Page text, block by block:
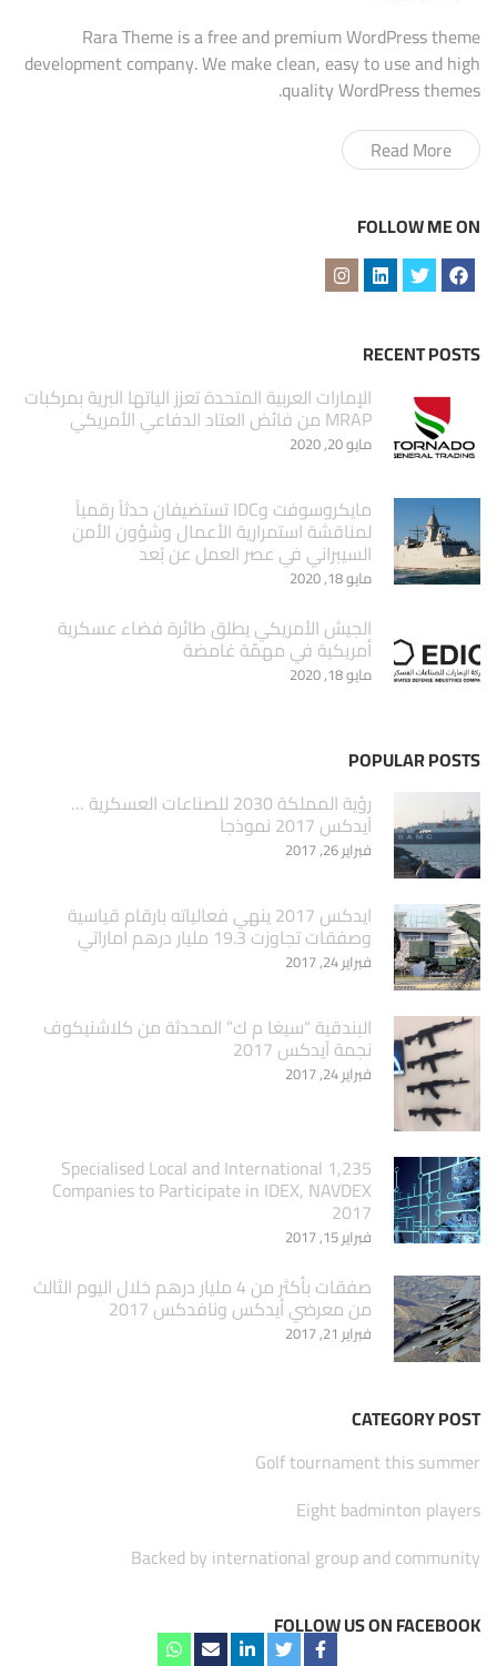
Rara Theme is a free and premium WordPress theme
development company. We make clean, easy to use and high
quality WordPress themes.
Read More
FOLLOW ME ON
RECENT POSTS
الإمارات العربية المتحدة تعزز الياتها البرية بمركبات
MRAP من فائض العتاد الدفاعي الأمريكي
مايو 20, 2020
مايكروسوفت وIDC تستضيفان حدثاً رقمياً
لمناقشة استمرارية الأعمال وشؤون الأمن
السيبراني في عصر العمل عن بُعد
مايو 18, 2020
الجيش الأمريكي يطلق طائرة فضاء عسكرية
أمريكية في مهمّة غامضة
مايو 18, 2020
POPULAR POSTS
‏رؤية المملكة 2030 للصناعات العسكرية …
آيدكس 2017 نموذجاَ
فبراير 26, 2017
ايدكس 2017 ينهي فعالياته بارقام قياسية
وصفقات تجاوزت 19.3 مليار درهم اماراتي
فبراير 24, 2017
البندقية “سيغا م ك” المحدثة من كلاشنيكوف
نجمة آيدكس 2017
فبراير 24, 2017
1,235 Specialised Local and International
Companies to Participate in IDEX, NAVDEX
2017
فبراير 15, 2017
صفقات بأكثر من 4 مليار درهم خلال اليوم الثالث
من معرضي أيدكس ونافدكس 2017
فبراير 21, 2017
CATEGORY POST
Golf tournament this summer
Eight badminton players
Backed by international group and community
FOLLOW US ON FACEBOOK